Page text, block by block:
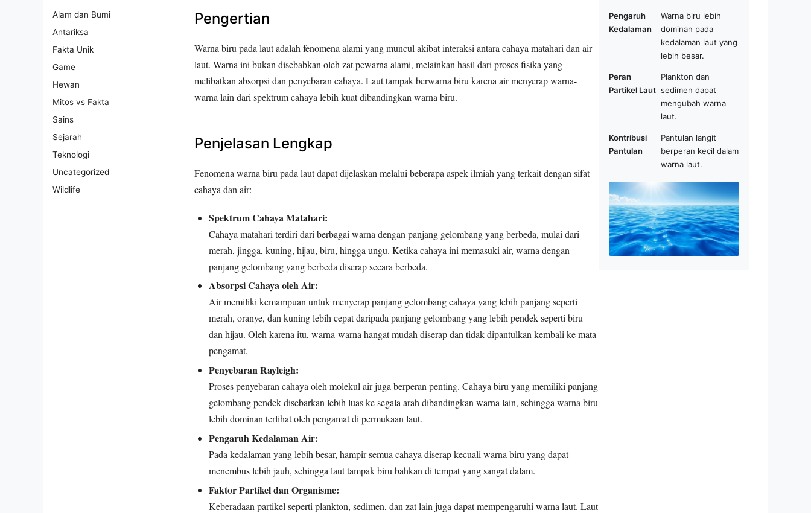
Alam dan Bumi
Antariksa
Fakta Unik
Game
Hewan
Mitos vs Fakta
Sains
Sejarah
Teknologi
Uncategorized
Wildlife
Pengertian
Warna biru pada laut adalah fenomena alami yang muncul akibat interaksi antara cahaya matahari dan air
laut. Warna ini bukan disebabkan oleh zat pewarna alami, melainkan hasil dari proses fisika yang
melibatkan absorpsi dan penyebaran cahaya. Laut tampak berwarna biru karena air menyerap warna-
warna lain dari spektrum cahaya lebih kuat dibandingkan warna biru.
Penjelasan Lengkap
Fenomena warna biru pada laut dapat dijelaskan melalui beberapa aspek ilmiah yang terkait dengan sifat
cahaya dan air:
Spektrum Cahaya Matahari:
Cahaya matahari terdiri dari berbagai warna dengan panjang gelombang yang berbeda, mulai dari
merah, jingga, kuning, hijau, biru, hingga ungu. Ketika cahaya ini memasuki air, warna dengan
panjang gelombang yang berbeda diserap secara berbeda.
Absorpsi Cahaya oleh Air:
Air memiliki kemampuan untuk menyerap panjang gelombang cahaya yang lebih panjang seperti
merah, oranye, dan kuning lebih cepat daripada panjang gelombang yang lebih pendek seperti biru
dan hijau. Oleh karena itu, warna-warna hangat mudah diserap dan tidak dipantulkan kembali ke mata
pengamat.
Penyebaran Rayleigh:
Proses penyebaran cahaya oleh molekul air juga berperan penting. Cahaya biru yang memiliki panjang
gelombang pendek disebarkan lebih luas ke segala arah dibandingkan warna lain, sehingga warna biru
lebih dominan terlihat oleh pengamat di permukaan laut.
Pengaruh Kedalaman Air:
Pada kedalaman yang lebih besar, hampir semua cahaya diserap kecuali warna biru yang dapat
menembus lebih jauh, sehingga laut tampak biru bahkan di tempat yang sangat dalam.
Faktor Partikel dan Organisme:
Keberadaan partikel seperti plankton, sedimen, dan zat lain juga dapat mempengaruhi warna laut. Laut
Pengaruh
Kedalaman
Warna biru lebih
dominan pada
kedalaman laut yang
lebih besar.
Peran
Partikel Laut
Plankton dan
sedimen dapat
mengubah warna
laut.
Kontribusi
Pantulan
Pantulan langit
berperan kecil dalam
warna laut.